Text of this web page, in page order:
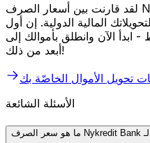
لقد قارنت بين أسعار الصرف Nykredit Bank مع Xe وحان
المالية الدولية. إن أول
الآن وانطلق بأموالك إلى
أبعد من ذلك!
تحويل الأموال الخاصّة بك
الأسئلة الشائعة